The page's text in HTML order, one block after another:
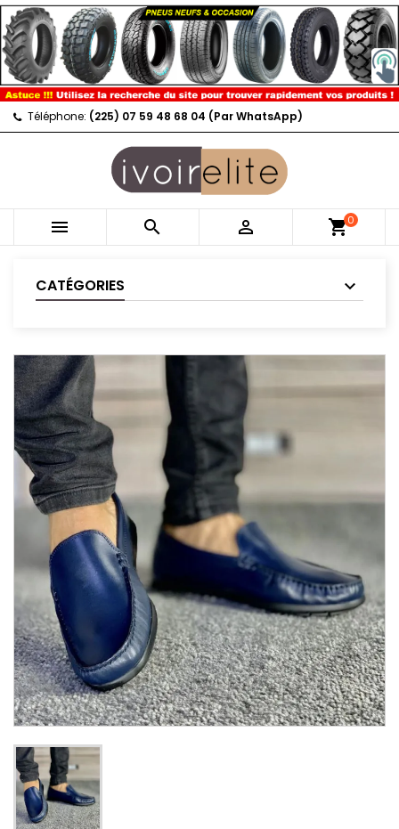
Téléphone: (225) 07 59 48 68 04 (Par WhatsApp)
   shopping_cart0
CATÉGORIES